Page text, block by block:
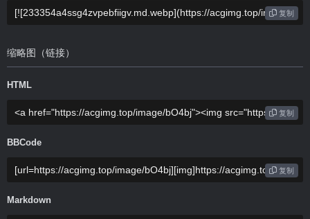
复制
缩略图（链接）
HTML
复制
BBCode
复制
Markdown